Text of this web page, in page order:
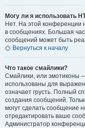
Могу ли я использовать
Нет. На этой конференции
в сообщениях. Большая
сообщений может быть
Вернуться к началу
Что такое смайлики?
Смайлики, или эмотиконы
использованы для
означает грусть. Полный
создания сообщений.
могут сделать сообщение
отредактировать ваше
Администратор